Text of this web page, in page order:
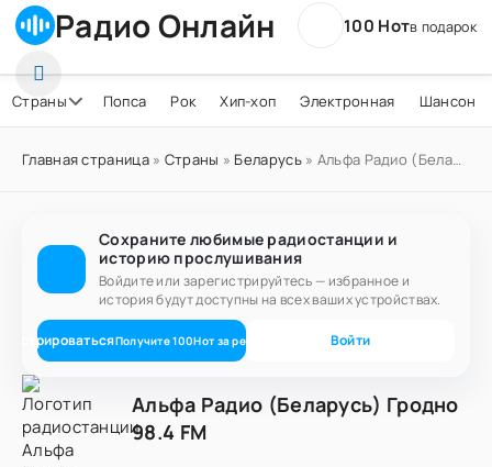
Радио Онлайн 100 Нотв подарок
Страны Попса Рок Хип-хоп Электронная Шансон
Главная страница» Страны » Беларусь» Альфа Радио (Беларусь) Гродно 98.4 FM
Сохраните любимые радиостанции и
историю прослушивания
Войдите или зарегистрируйтесь — избранное и
история будут доступны на всех ваших устройствах.
Получите100Нот за регистрацию Войти
Альфа Радио (Беларусь) Гродно
98.4 FM